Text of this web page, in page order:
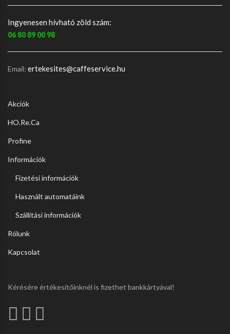
Ingyenesen hívható zöld szám:
06 80 89 00 98
Email: ertekesites@caffeservice.hu
Akciók
HO.Re.Ca
Profine
Információk
Fizetési információk
Használt automatáink
Szállítási információk
Rólunk
Kapcsolat
Kérésére értékesítőinknél is fizethet bankkártyával!